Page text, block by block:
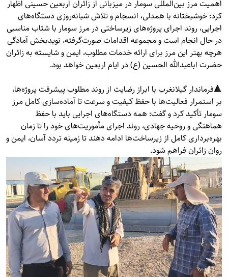
اهمیت مرز بین‌المللی سومار در میزبانی از زائران اربعین حسینی اظهار
کرد: خوشبختانه با همدلی، انسجام و تلاش شبانه‌روزی دستگاه‌های
اجرایی، روند اجرای پروژه‌های زیرساختی در مرز سومار با شتاب مناسبی
در حال انجام است و مجموعه اقدامات صورت‌گرفته، نویدبخش آمادگی
هرچه بهتر این مرز برای ارائه خدمات مطلوب، ایمن و شایسته به زائران
حضرت اباعبدالله الحسین (ع) در ایام اربعین خواهد بود.
🔺فرماندار گیلانغرب با ابراز رضایت از روند مطلوب پیشرفت پروژه‌ها،
بر استمرار فعالیت‌ها با حفظ کیفیت و سرعت تا آماده‌سازی کامل مرز
سومار تأکید کرد و گفت: همه دستگاه‌های اجرایی باید با حفظ
هماهنگی و روحیه جهادی، روند اجرای مأموریت‌های خود را تا زمان
بهره‌برداری کامل از زیرساخت‌ها ادامه دهند تا زمینه تردد آسان، ایمن و
روان زائران فراهم شود.